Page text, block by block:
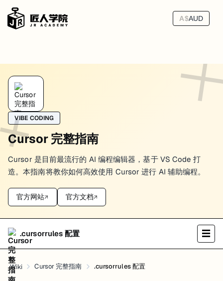
A$AUD
.cursorrules 配置
很多人用 Cursor 一段时间以后，都会碰到同一个问题：为什么同样的
原因通常不复杂。Cursor 虽然能看代码，但它并不会自动知道你团队长
1..cursorrules真正在解决什么
它解决的不是“让 AI 更聪明”，而是“让 AI 少跑偏”。
明明项目用 TypeScript strict，它却给你一段很松的类型
明明团队统一 named export，它又写回 default export
这些问题单看都不大，但积累起来会很烦。规则文件的价值，就是把这
2. 规则层级怎么理解
Cursor 的规则优先级通常是：
VIBE CODING
Cursor 完整指南
Cursor 是目前最流行的 AI 编程编辑器，基于 VS Code 打
造。本指南将教你如何高效使用 Cursor 进行 AI 辅助编程。
官方网站↗ 官方文档↗
.cursorrules 配置 ☰
Wiki Cursor 完整指南 .cursorrules 配置